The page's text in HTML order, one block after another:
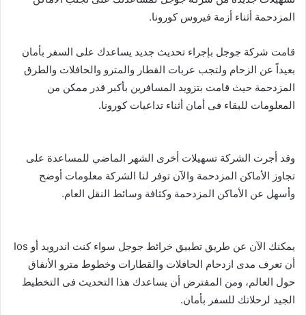
المزدحمة أثناء أزمة فيروس كورونا.
قامت شركة جوجل بإجراء تحديث جديد يساعدك على السفر بأمان
بعيداً عن الزحام ولتجب عربات القطار والمترو والحافلات والطرق
المزدحمة حيث قامت بتزويد المسافرين بأكبر قدر ممكن من
المعلومات للبقاء فى أمان أثناء تداعيات كورونا.
وقد أجرت الشركة تسهيلات أخرى الشهر الماضي للمساعدة على
تجاوز الأماكن المزدحمة والآن توفر لنا الشركة معلومات أوضح
وأسهل عن الأماكن المزدحمة وكثافة وسائط النقل العام.
يمكنك الآن عن طريق تطبيق خرائط جوجل سواء كنت اندرويد أو Ios
أن تعرف مدى ازدحام الحافلات والقطارات وخطوط مترو الأنفاق
حول العالم، ومن المفترض أن يساعدك هذا التحديث فى التخطيط
الجيد لرحلاتك للسفر بأمان.